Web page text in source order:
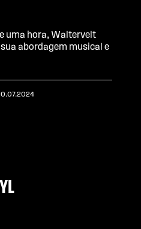
uma hora, Waltervelt
abordagem musical e
10.07.2024